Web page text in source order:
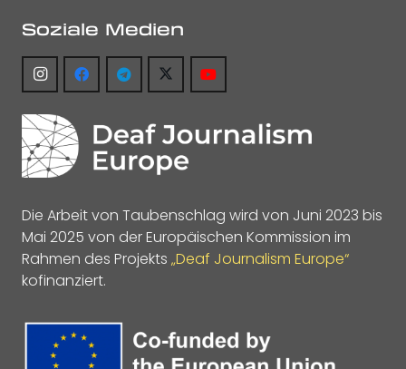
Soziale Medien
Die Arbeit von Taubenschlag wird von Juni 2023 bis
Mai 2025 von der Europäischen Kommission im
Rahmen des Projekts „Deaf Journalism Europe“
kofinanziert.